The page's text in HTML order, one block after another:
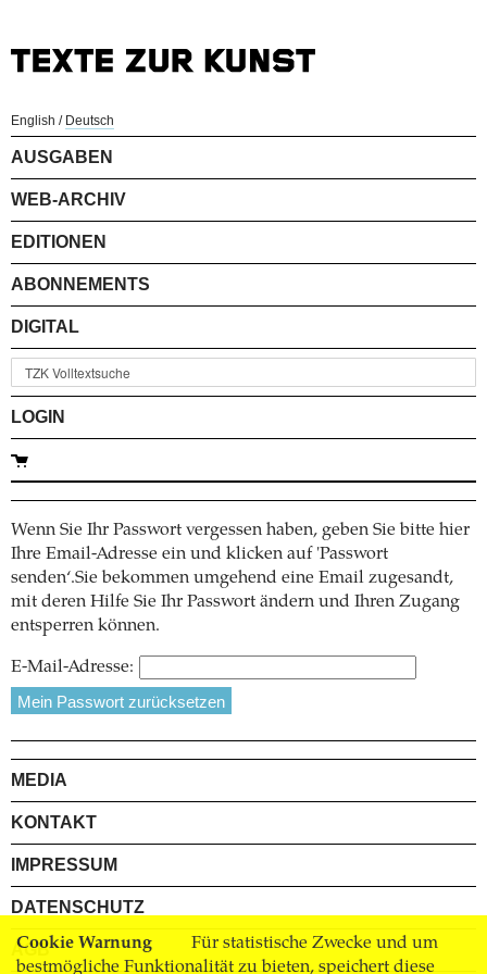
Cookie Warnung
Für statistische Zwecke und um
bestmögliche Funktionalität zu bieten, speichert diese
English / Deutsch
AUSGABEN
WEB-ARCHIV
EDITIONEN
ABONNEMENTS
DIGITAL
LOGIN
Wenn Sie Ihr Passwort vergessen haben, geben Sie bitte hier
Ihre Email-Adresse ein und klicken auf 'Passwort
senden‘.Sie bekommen umgehend eine Email zugesandt,
mit deren Hilfe Sie Ihr Passwort ändern und Ihren Zugang
entsperren können.
E-Mail-Adresse:
MEDIA
KONTAKT
IMPRESSUM
DATENSCHUTZ
AGB